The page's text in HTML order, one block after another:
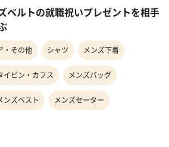
ベルトの就職祝いプレゼントを相手
・その他 シャツ メンズ下着
イピン・カフス メンズバッグ
ンズベスト メンズセーター